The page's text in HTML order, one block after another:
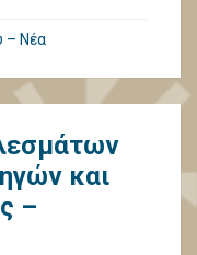
– Νέα
και
–